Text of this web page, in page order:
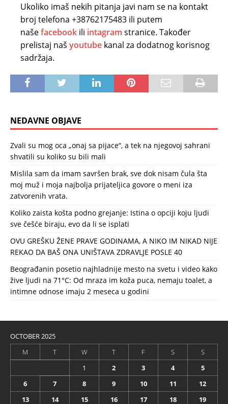
Ukoliko imaš nekih pitanja javi nam se na kontakt
broj telefona +38762175483 ili putem
našefacebook ili intagram stranice. Također
prelistaj naš youtube kanal za dodatnog korisnog
sadržaja.
NEDAVNE OBJAVE
Zvali su mog oca „onaj sa pijace“, a tek na njegovoj sahrani
shvatili su koliko su bili mali
Mislila sam da imam savršen brak, sve dok nisam čula šta
moj muž i moja najbolja prijateljica govore o meni iza
zatvorenih vrata.
Koliko zaista košta podno grejanje: Istina o opciji koju ljudi
sve češće biraju, evo da li se isplati
OVU GREŠKU ŽENE PRAVE GODINAMA, A NIKO IM NIKAD NIJE
REKAO DA BAŠ ONA UNIŠTAVA ZDRAVLJE POSLE 40
Beograđanin posetio najhladnije mesto na svetu i video kako
žive ljudi na 71°C: Od mraza im koža puca, nemaju toalet, a
intimne odnose imaju 2 meseca u godini
OCTOBER 2025
M
T W T F S
S
1
2 3 4
5
6
7 8 9 10 11
12
13
14 15 16 17 18 19